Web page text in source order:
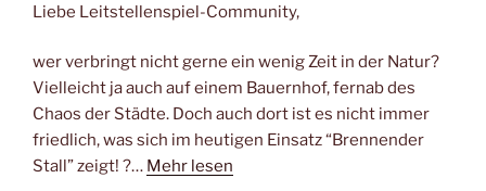
Liebe Leitstellenspiel-Community,
wer verbringt nicht gerne ein wenig Zeit in der Natur?
Vielleicht ja auch auf einem Bauernhof, fernab des
Chaos der Städte. Doch auch dort ist es nicht immer
friedlich, was sich im heutigen Einsatz “Brennender
Stall” zeigt! ?… Mehr lesen